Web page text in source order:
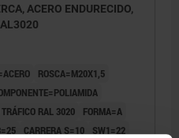
ACERO ENDURECIDO,
ROSCA=M20X1,5
RAL 3020
FORMA=A
CARRERA S=10
SW1=22